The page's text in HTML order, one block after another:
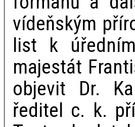
vídeňským
list k
majestát
objevit Dr.
ředitel c. k.